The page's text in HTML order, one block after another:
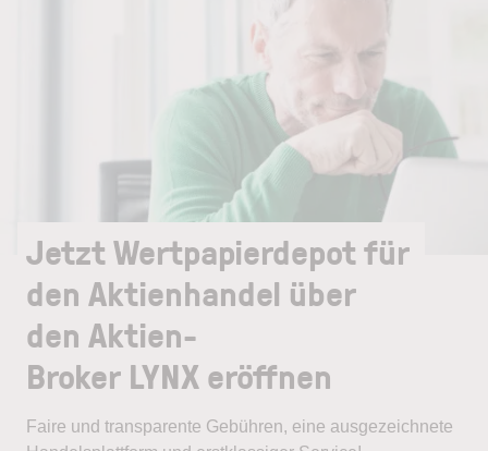
Jetzt Wertpapierdepot für
den Aktienhandel über
den Aktien-
Broker LYNX eröffnen
Faire und transparente Gebühren, eine ausgezeichnete